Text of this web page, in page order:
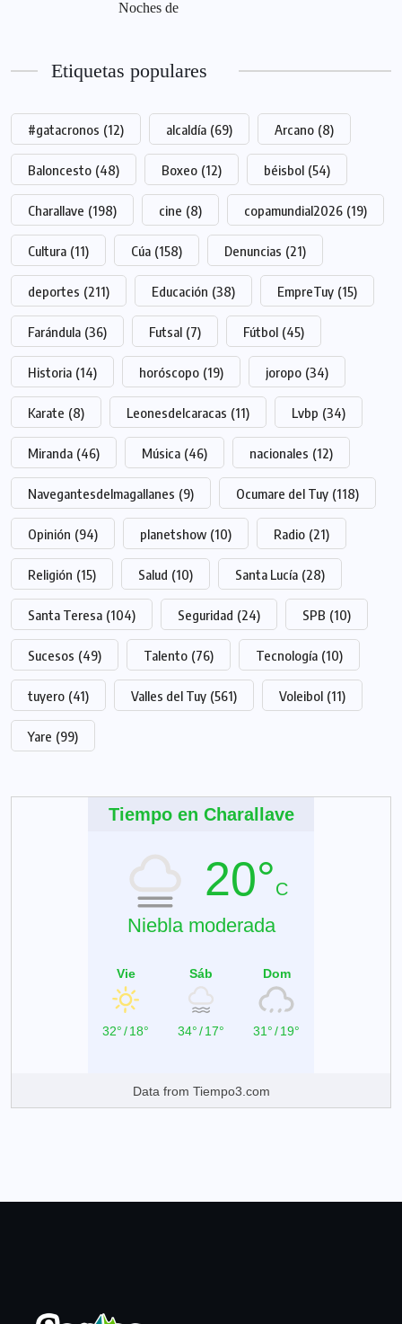
Noches de
Etiquetas populares
#gatacronos (12) alcaldía (69) Arcano (8)
Baloncesto (48) Boxeo (12) béisbol (54)
Charallave (198) cine (8) copamundial2026 (19)
Cultura (11) Cúa (158) Denuncias (21)
deportes (211) Educación (38) EmpreTuy (15)
Farándula (36) Futsal (7) Fútbol (45)
Historia (14) horóscopo (19) joropo (34)
Karate (8) Leonesdelcaracas (11) Lvbp (34)
Miranda (46) Música (46) nacionales (12)
Navegantesdelmagallanes (9) Ocumare del Tuy (118)
Opinión (94) planetshow (10) Radio (21)
Religión (15) Salud (10) Santa Lucía (28)
Santa Teresa (104) Seguridad (24) SPB (10)
Sucesos (49) Talento (76) Tecnología (10)
tuyero (41) Valles del Tuy (561) Voleibol (11)
Yare (99)
Tiempo en Charallave
20°C
Niebla moderada
Vie
32°/18°
Sáb
34°/17°
Dom
31°/19°
Data from Tiempo3.com